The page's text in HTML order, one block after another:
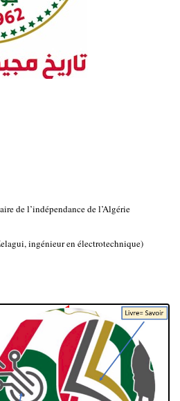
de l’indépendance de l’Algérie
ingénieur en électrotechnique)